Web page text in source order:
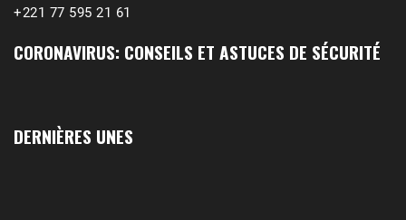
+221 77 595 21 61
CORONAVIRUS: CONSEILS ET ASTUCES DE SÉCURITÉ
DERNIÈRES UNES